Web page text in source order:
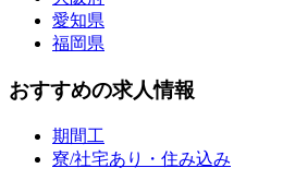
愛知県
福岡県
おすすめの求人情報
期間工
寮/社宅あり・住み込み